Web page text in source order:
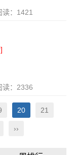
：1421
：2336
20 21
››